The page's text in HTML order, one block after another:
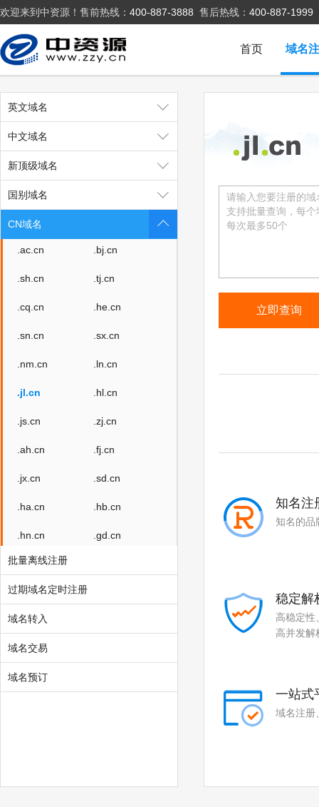
欢迎来到中资源！售前热线： 400-887-3888 售后热线： 400-887-1999
域名
首页
英文域名
中文域名
新顶级域名
国别域名
CN域名
.cn
.net.cn
.ac.cn .bj.cn
.sh.cn .tj.cn
.cq.cn .he.cn
.sn.cn .sx.cn
.nm.cn .ln.cn
.jl.cn .hl.cn
.js.cn .zj.cn
.ah.cn .fj.cn
.jx.cn .sd.cn
.ha.cn .hb.cn
.hn.cn .gd.cn
.gx.cn
.sc.cn
.yn.cn
.qh.cn
.xj.cn
批量离线注册
过期域名定时注册
域名转入
域名交易
域名预订
知名注
知名的品
稳定解
高稳定性
高并发解
一站式
域名注册